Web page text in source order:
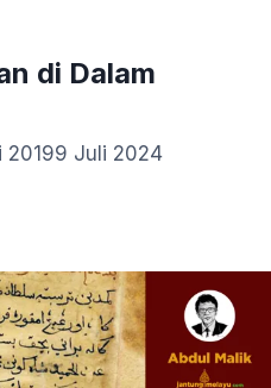
di Dalam
20199 Juli 2024